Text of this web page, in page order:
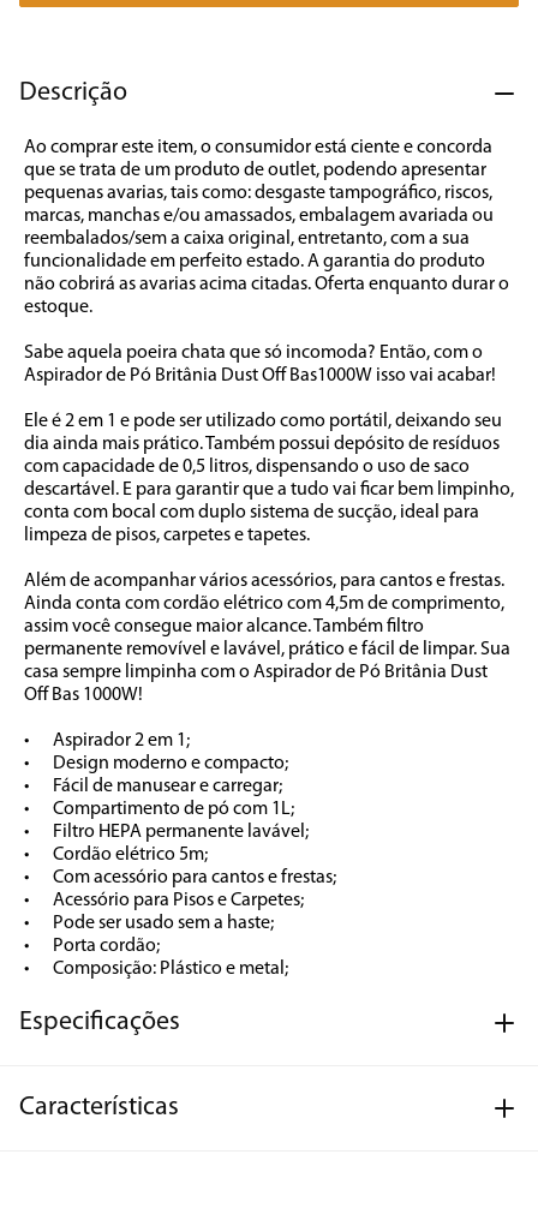
Descrição
Ao comprar este item, o consumidor está ciente e concorda
que se trata de um produto de outlet, podendo apresentar
pequenas avarias, tais como: desgaste tampográfico, riscos,
marcas, manchas e/ou amassados, embalagem avariada ou
reembalados/sem a caixa original, entretanto, com a sua
funcionalidade em perfeito estado. A garantia do produto
não cobrirá as avarias acima citadas. Oferta enquanto durar o
estoque.
Sabe aquela poeira chata que só incomoda? Então, com o
Aspirador de Pó Britânia Dust Off Bas1000W isso vai acabar!
Ele é 2 em 1 e pode ser utilizado como portátil, deixando seu
dia ainda mais prático. Também possui depósito de resíduos
com capacidade de 0,5 litros, dispensando o uso de saco
descartável. E para garantir que a tudo vai ficar bem limpinho,
conta com bocal com duplo sistema de sucção, ideal para
limpeza de pisos, carpetes e tapetes.
Além de acompanhar vários acessórios, para cantos e frestas.
Ainda conta com cordão elétrico com 4,5m de comprimento,
assim você consegue maior alcance. Também filtro
permanente removível e lavável, prático e fácil de limpar. Sua
casa sempre limpinha com o Aspirador de Pó Britânia Dust
Off Bas 1000W!
•	Aspirador 2 em 1;
•	Design moderno e compacto;
•	Fácil de manusear e carregar;
•	Compartimento de pó com 1L;
•	Filtro HEPA permanente lavável;
•	Cordão elétrico 5m;
•	Com acessório para cantos e frestas;
•	Acessório para Pisos e Carpetes;
•	Pode ser usado sem a haste;
•	Porta cordão;
•	Composição: Plástico e metal;
Especificações
Características
7º cafeteira
9º forno
10º ventilador